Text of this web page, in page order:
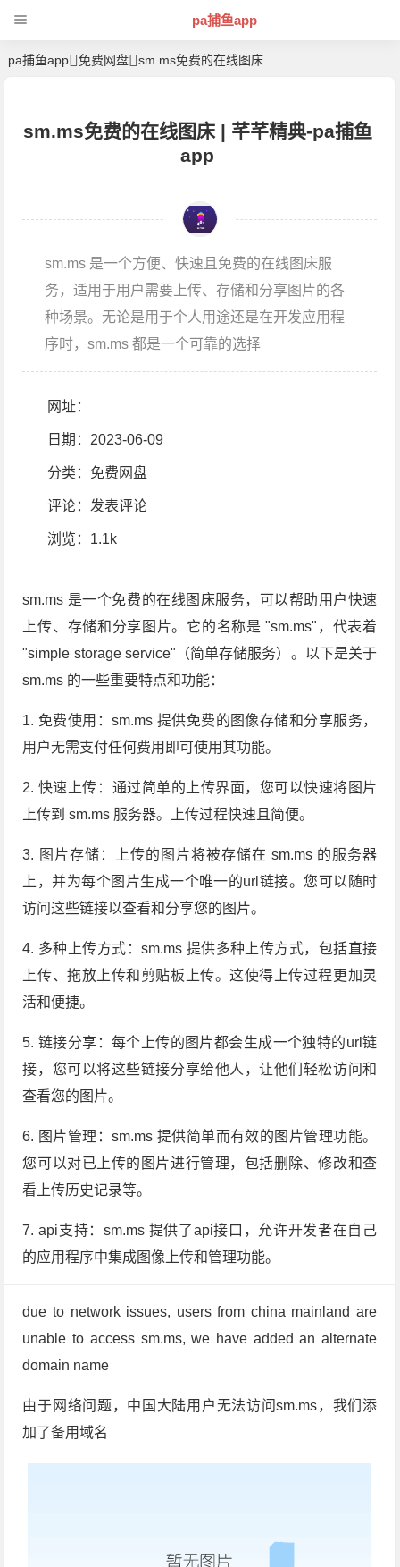
pa捕鱼app
pa捕鱼app 免费网盘 sm.ms免费的在线图床
sm.ms免费的在线图床 | 芊芊精典-pa捕鱼
app
sm.ms 是一个方便、快速且免费的在线图床服
务，适用于用户需要上传、存储和分享图片的各
种场景。无论是用于个人用途还是在开发应用程
序时，sm.ms 都是一个可靠的选择
网址：
日期：2023-06-09
分类： 免费网盘
评论： 发表评论
浏览 ：1.1k
sm.ms 是一个免费的在线图床服务，可以帮助用户快速
上传、存储和分享图片。它的名称是 "sm.ms"，代表着
"simple storage service"（简单存储服务）。以下是关于
sm.ms 的一些重要特点和功能：
1. 免费使用：sm.ms 提供免费的图像存储和分享服务，
用户无需支付任何费用即可使用其功能。
2. 快速上传：通过简单的上传界面，您可以快速将图片
上传到 sm.ms 服务器。上传过程快速且简便。
3. 图片存储：上传的图片将被存储在 sm.ms 的服务器
上，并为每个图片生成一个唯一的url链接。您可以随时
访问这些链接以查看和分享您的图片。
4. 多种上传方式：sm.ms 提供多种上传方式，包括直接
上传、拖放上传和剪贴板上传。这使得上传过程更加灵
活和便捷。
5. 链接分享：每个上传的图片都会生成一个独特的url链
接，您可以将这些链接分享给他人，让他们轻松访问和
查看您的图片。
6. 图片管理：sm.ms 提供简单而有效的图片管理功能。
您可以对已上传的图片进行管理，包括删除、修改和查
看上传历史记录等。
7. api支持：sm.ms 提供了api接口，允许开发者在自己
的应用程序中集成图像上传和管理功能。
due to network issues, users from china mainland are
unable to access sm.ms, we have added an alternate
domain name
由于网络问题，中国大陆用户无法访问sm.ms，我们添
加了备用域名